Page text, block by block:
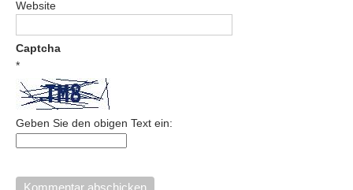
Website
Captcha
*
Geben Sie den obigen Text ein: